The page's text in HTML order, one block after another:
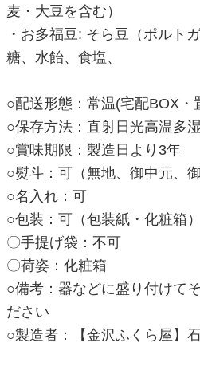
麦・大豆を含む）
・お多福豆: そら豆（ポルト
糖、水飴、食塩、
○配送形態：常温(宅配BOX・
○保存方法：直射日光高温多
○賞味期限：製造日より3年
○熨斗：可（無地、御中元、御
○名入れ：可
○包装：可（包装紙・化粧箱）
〇手提げ袋：不可
〇荷姿：化粧箱
○備考：器などに盛り付けて
ださい
○製造者：【金沢ふくら屋】